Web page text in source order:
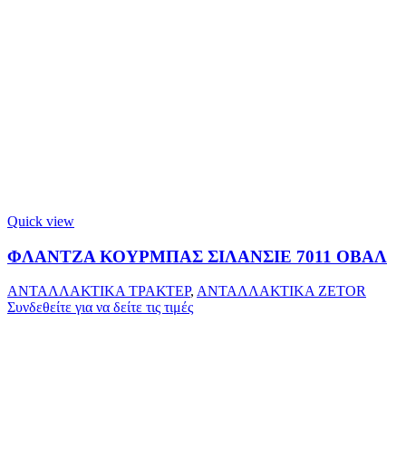
Quick view
ΦΛΑΝΤΖΑ ΚΟΥΡΜΠΑΣ ΣΙΛΑΝΣΙΕ 7011 ΟΒΑΛ
ΑΝΤΑΛΛΑΚΤΙΚΑ ΤΡΑΚΤΕΡ, ΑΝΤΑΛΛΑΚΤΙΚΑ ZETOR
Συνδεθείτε για να δείτε τις τιμές